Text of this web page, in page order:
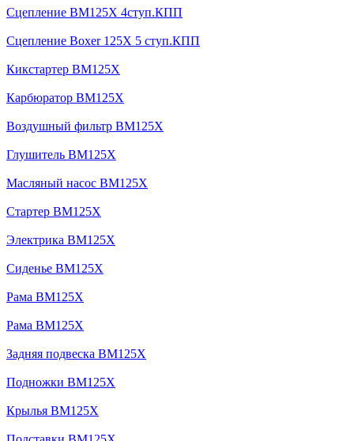
Сцепление BM125X 4ступ.КПП
Сцепление Boxer 125X 5 ступ.КПП
Кикстартер BM125X
Карбюратор BM125X
Воздушный фильтр BM125X
Глушитель BM125X
Масляный насос BM125X
Стартер BM125X
Электрика BM125X
Сиденье BM125X
Рама BM125X
Рама BM125X
Задняя подвеска BM125X
Подножки BM125X
Крылья BM125X